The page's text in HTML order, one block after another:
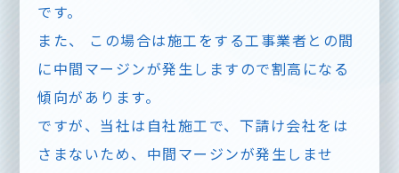
です。
また、 この場合は施工をする工事業者との間
に中間マージンが発生しますので割高になる
傾向があります。
ですが、当社は自社施工で、下請け会社をは
さまないため、中間マージンが発生しませ